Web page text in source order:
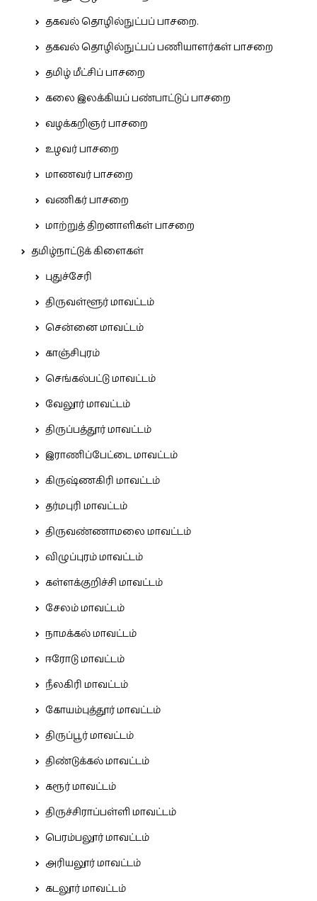
தகவல் தொழில்நுட்பப் பாசறை.
தகவல் தொழில்நுட்பப் பணியாளர்கள் பாசறை
தமிழ் மீட்சிப் பாசறை
கலை இலக்கியப் பண்பாட்டுப் பாசறை
வழக்கறிஞர் பாசறை
உழவர் பாசறை
மாணவர் பாசறை
வணிகர் பாசறை
மாற்றுத் திறனாளிகள் பாசறை
தமிழ்நாட்டுக் கிளைகள்
புதுச்சேரி
திருவள்ளூர் மாவட்டம்
சென்னை மாவட்டம்
காஞ்சிபுரம்
செங்கல்பட்டு மாவட்டம்
வேலூர் மாவட்டம்
திருப்பத்தூர் மாவட்டம்
இராணிப்பேட்டை மாவட்டம்
கிருஷ்ணகிரி மாவட்டம்
தர்மபுரி மாவட்டம்
திருவண்ணாமலை மாவட்டம்
விழுப்புரம் மாவட்டம்
கள்ளக்குறிச்சி மாவட்டம்
சேலம் மாவட்டம்
நாமக்கல் மாவட்டம்
ஈரோடு மாவட்டம்
நீலகிரி மாவட்டம்
கோயம்புத்தூர் மாவட்டம்
திருப்பூர் மாவட்டம்
திண்டுக்கல் மாவட்டம்
கரூர் மாவட்டம்
திருச்சிராப்பள்ளி மாவட்டம்
பெரம்பலூர் மாவட்டம்
அரியலூர் மாவட்டம்
கடலூர் மாவட்டம்